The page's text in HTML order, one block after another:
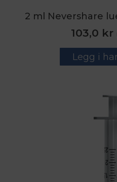
2 ml Nevershare
103,0 kr
Legg i